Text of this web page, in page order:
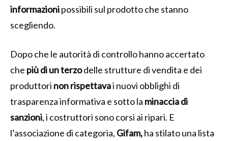
informazionipossibili sul prodotto che stanno
scegliendo.
Dopo che le autorità di controllo hanno accertato
che più di un terzodelle strutture di vendita e dei
produttori non rispettavai nuovi obblighi di
trasparenza informativa e sotto la minaccia di
sanzioni, i costruttori sono corsi ai ripari. E
l’associazione di categoria, Gifam,ha stilato una lista